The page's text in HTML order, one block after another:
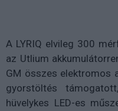
A LYRIQ elvileg 300
az Utlium
GM összes elektromos
gyorstöltés
hüvelykes LED-es